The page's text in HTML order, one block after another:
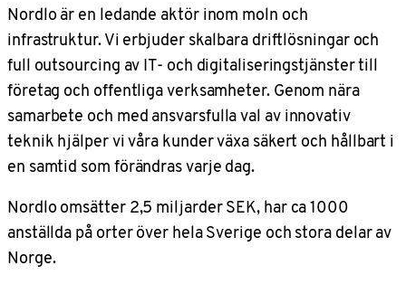
Nordlo är en ledande aktör inom moln och
infrastruktur. Vi erbjuder skalbara driftlösningar och
full outsourcing av IT- och digitaliseringstjänster till
företag och offentliga verksamheter. Genom nära
samarbete och med ansvarsfulla val av innovativ
teknik hjälper vi våra kunder växa säkert och hållbart i
en samtid som förändras varje dag.
Nordlo omsätter 2,5 miljarder SEK, har ca 1000
anställda på orter över hela Sverige och stora delar av
Norge.